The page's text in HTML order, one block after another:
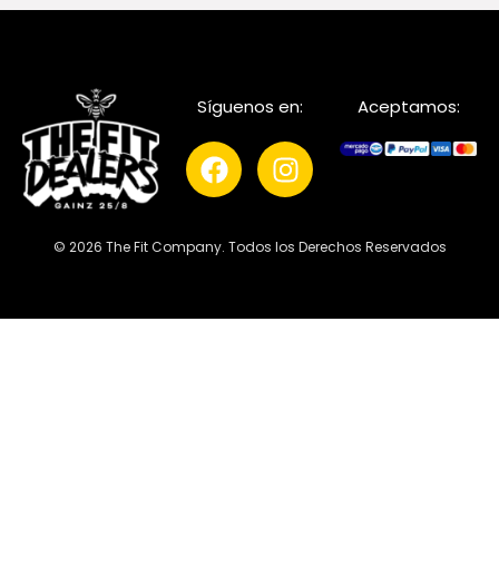
Síguenos en: Aceptamos:
© 2026 The Fit Company. Todos los Derechos Reservados